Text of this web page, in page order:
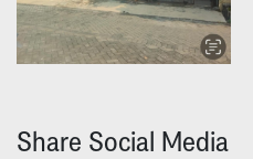
Share Social Media